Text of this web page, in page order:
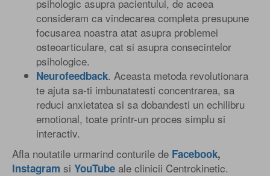
psihologic asupra pacientului, de aceea
consideram ca vindecarea completa presupune
focusarea noastra atat asupra problemei
osteoarticulare, cat si asupra consecintelor
psihologice.
Neurofeedback. Aceasta metoda revolutionara
te ajuta sa-ti imbunatatesti concentrarea, sa
reduci anxietatea si sa dobandesti un echilibru
emotional, toate printr-un proces simplu si
interactiv.
Afla noutatile urmarind conturile de Facebook,
Instagram si YouTube ale clinicii Centrokinetic.